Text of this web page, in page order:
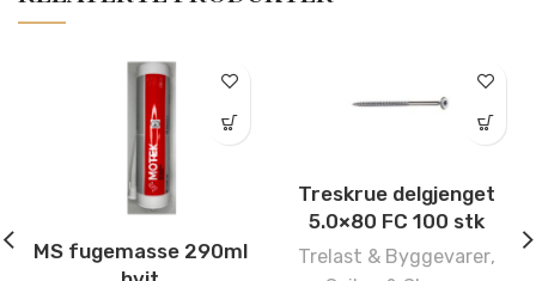
MS fugemasse 290ml
Treskrue delgjenget
5.0×80 FC 100 stk
Trelast & Byggevarer,